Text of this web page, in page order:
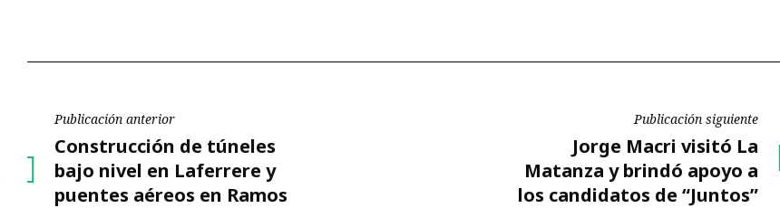
Navegación
de
Publicación anterior
Publicación
anterior
Construcción de túneles
bajo nivel en Laferrere y
puentes aéreos en Ramos
Publicación siguiente
Publicación
siguiente
Jorge Macri visitó La
Matanza y brindó apoyo a
los candidatos de “Juntos”